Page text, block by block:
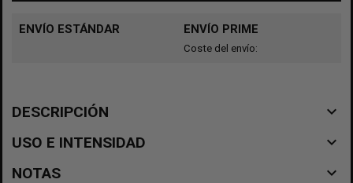
ENVÍO ESTÁNDAR ENVÍO PRIME
Coste del envío:
DESCRIPCIÓN navigate_before
USO E INTENSIDAD navigate_before
NOTAS navigate_before